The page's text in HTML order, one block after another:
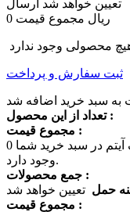
تعیین خواهد شد ارسال
0 ریال مجموع قیمت
محصولی وجود ندارد
ثبت سفارش و پرداخت
به سبد خرید اضافه شد
تعداد از این محصول :
مجموع قیمت :
0 آیتم در سبد خرید شما
وجود دارد.
جمع محصولات :
حمل تعیین خواهد شد
مجموع قیمت :